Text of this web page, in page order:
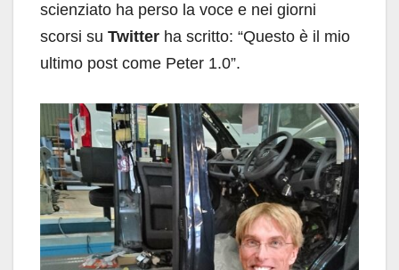
scienziato ha perso la voce e nei giorni
scorsi su Twitter ha scritto: “Questo è il mio
ultimo post come Peter 1.0”.